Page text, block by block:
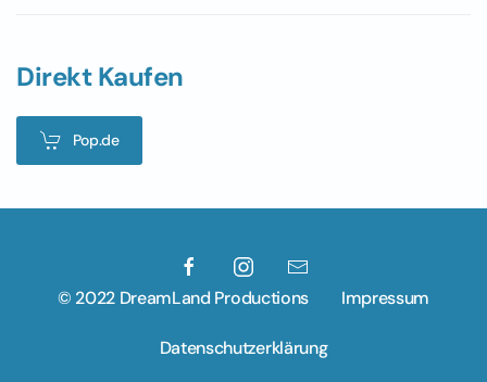
Direkt Kaufen
Pop.de
© 2022 DreamLand Productions Impressum
Datenschutzerklärung